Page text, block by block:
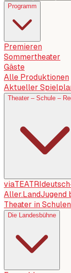
Programm
Premieren
Sommertheater
Gäste
Alle Produktionen
Aktueller
Theater – Schule –
viaTEATRI
Aller.LandJugend
Theater in
Die Landesbühne